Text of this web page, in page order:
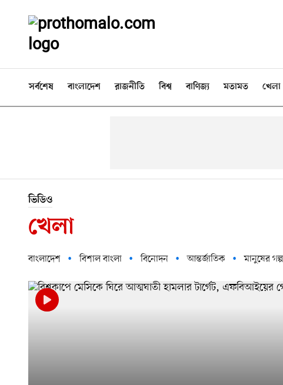
সর্বশেষ বাংলাদেশ রাজনীতি বিশ্ব বাণিজ্য মতামত খেলা
ভিডিও
খেলা
বাংলাদেশ বিশাল বাংলা বিনোদন আন্তর্জাতিক মানুষের গল্প